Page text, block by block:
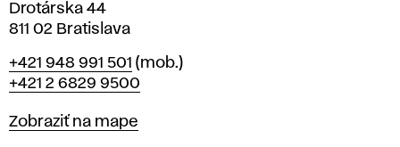
Drotárska 44
811 02 Bratislava
Telefón
+421 948 991 501 (mob.)
+421 2 6829 9500
Mapa
Zobraziť na mape